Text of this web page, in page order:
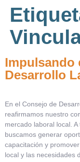
Impulsando
Desarrollo
En el Consejo de
reafirmamos nuestro
mercado laboral local.
buscamos generar
capacitación y
local y las necesidades